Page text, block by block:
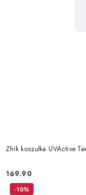
Zhik koszulka UVActive
Cena:
169.90
-10%